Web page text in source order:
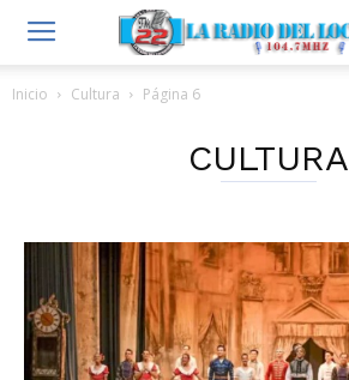
Inicio Cultura Página 6
CULTURA